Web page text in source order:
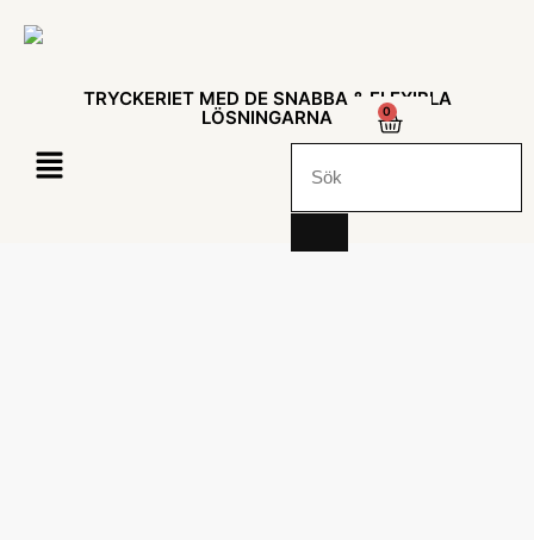
TRYCKERIET MED DE SNABBA & FLEXIBLA
LÖSNINGARNA
0